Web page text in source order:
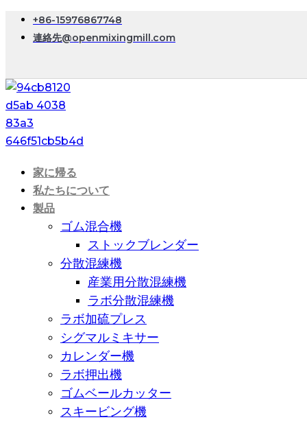
+86-15976867748
連絡先@openmixingmill.com
家に帰る
私たちについて
製品
ゴム混合機
ストックブレンダー
分散混練機
産業用分散混練機
ラボ分散混練機
ラボ加硫プレス
シグマルミキサー
カレンダー機
ラボ押出機
ゴムベールカッター
スキービング機